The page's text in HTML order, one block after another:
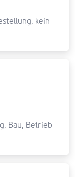
kein
Bau, Betrieb